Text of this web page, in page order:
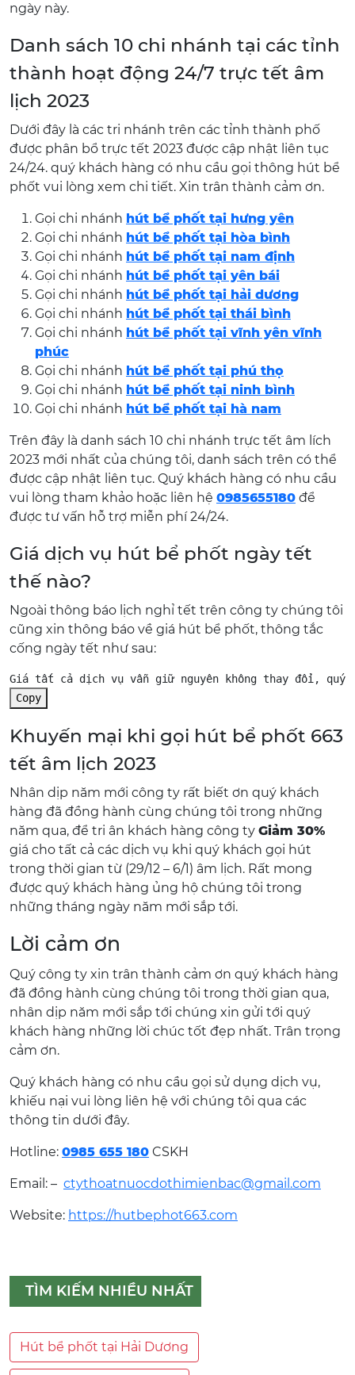
ngày này.
Danh sách 10 chi nhánh tại các tỉnh
thành hoạt động 24/7 trực tết âm
lịch 2023
Dưới đây là các tri nhánh trên các tỉnh thành phố
được phân bổ trực tết 2023 được cập nhật liên tục
24/24. quý khách hàng có nhu cầu gọi thông hút bể
phốt vui lòng xem chi tiết. Xin trân thành cảm ơn.
Gọi chi nhánh hút bể phốt tại hưng yên
Gọi chi nhánh hút bể phốt tại hòa bình
Gọi chi nhánh hút bể phốt tại nam định
Gọi chi nhánh hút bể phốt tại yên bái
Gọi chi nhánh hút bể phốt tại hải dương
Gọi chi nhánh hút bể phốt tại thái bình
Gọi chi nhánh hút bể phốt tại vĩnh yên vĩnh
phúc
Gọi chi nhánh hút bể phốt tại phú thọ
Gọi chi nhánh hút bể phốt tại ninh bình
Gọi chi nhánh hút bể phốt tại hà nam
Trên đây là danh sách 10 chi nhánh trực tết âm lích
2023 mới nhất của chúng tôi, danh sách trên có thể
được cập nhật liên tục. Quý khách hàng có nhu cầu
vui lòng tham khảo hoặc liên hệ 0985655180 để
được tư vấn hỗ trợ miễn phí 24/24.
Giá dịch vụ hút bể phốt ngày tết
thế nào?
Ngoài thông báo lịch nghỉ tết trên công ty chúng tôi
cũng xin thông báo về giá hút bể phốt, thông tắc
cống ngày tết như sau:
Copy
Khuyến mại khi gọi hút bể phốt 663
tết âm lịch 2023
Nhân dịp năm mới công ty rất biết ơn quý khách
hàng đã đồng hành cùng chúng tôi trong những
năm qua, để tri ân khách hàng công ty Giảm 30%
giá cho tất cả các dịch vụ khi quý khách gọi hút
trong thời gian từ (29/12 – 6/1) âm lịch. Rất mong
được quý khách hàng ủng hộ chúng tôi trong
những tháng ngày năm mới sắp tới.
Lời cảm ơn
Quý công ty xin trân thành cảm ơn quý khách hàng
đã đồng hành cùng chúng tôi trong thời gian qua,
nhân dịp năm mới sắp tới chúng xin gửi tới quý
khách hàng những lời chúc tốt đẹp nhất. Trân trọng
cảm ơn.
Quý khách hàng có nhu cầu gọi sử dụng dịch vụ,
khiếu nại vui lòng liên hệ với chúng tôi qua các
thông tin dưới đây.
Hotline: 0985 655 180 CSKH
Email: – ctythoatnuocdothimienbac@gmail.com
Website: https://hutbephot663.com
TÌM KIẾM NHIỀU NHẤT
Hút bể phốt tại Hải Dương